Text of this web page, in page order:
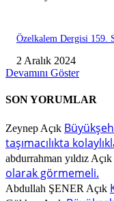
Özelkalem Dergisi 159.
2 Aralık 2024
Devamını Göster
SON YORUMLAR
Zeynep Açık
taşımacılıkta
abdurrahman yıldız Açık
olarak görmemeli.
Abdullah ŞENER Açık